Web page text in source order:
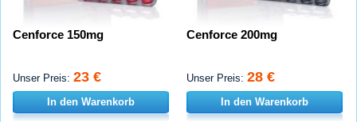
Cenforce 150mg
Unser Preis: 23 €
In den Warenkorb
Cenforce 200mg
Unser Preis: 28 €
In den Warenkorb